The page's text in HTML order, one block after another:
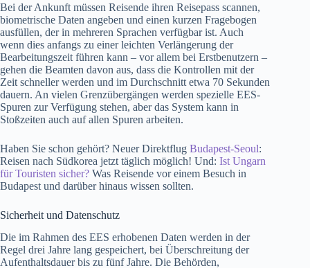
Bei der Ankunft müssen Reisende ihren Reisepass scannen,
biometrische Daten angeben und einen kurzen Fragebogen
ausfüllen, der in mehreren Sprachen verfügbar ist. Auch
wenn dies anfangs zu einer leichten Verlängerung der
Bearbeitungszeit führen kann – vor allem bei Erstbenutzern –
gehen die Beamten davon aus, dass die Kontrollen mit der
Zeit schneller werden und im Durchschnitt etwa 70 Sekunden
dauern. An vielen Grenzübergängen werden spezielle EES-
Spuren zur Verfügung stehen, aber das System kann in
Stoßzeiten auch auf allen Spuren arbeiten.
Haben Sie schon gehört? Neuer Direktflug Budapest-Seoul:
Reisen nach Südkorea jetzt täglich möglich! Und: Ist Ungarn
für Touristen sicher? Was Reisende vor einem Besuch in
Budapest und darüber hinaus wissen sollten.
Sicherheit und Datenschutz
Die im Rahmen des EES erhobenen Daten werden in der
Regel drei Jahre lang gespeichert, bei Überschreitung der
Aufenthaltsdauer bis zu fünf Jahre. Die Behörden,